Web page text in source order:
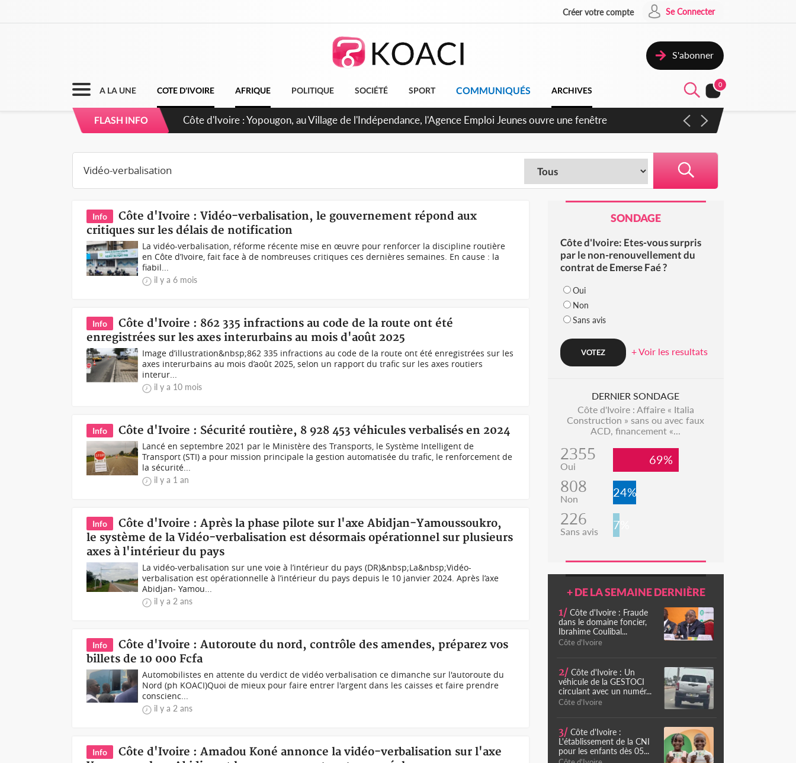
Créer votre compte Se Connecter
S'abonner
A LA UNE COTE D'IVOIRE AFRIQUE POLITIQUE SOCIÉTÉ SPORT COMMUNIQUÉS ARCHIVES
0
FLASH INFO
Info
Côte d'Ivoire : Vidéo-verbalisation, le gouvernement répond aux
critiques sur les délais de notification
La vidéo-verbalisation, réforme récente mise en œuvre pour renforcer la discipline routière
en Côte d’Ivoire, fait face à de nombreuses critiques ces dernières semaines. En cause : la
fiabil...
il y a 6 mois
Info
Côte d'Ivoire : 862 335 infractions au code de la route ont été
enregistrées sur les axes interurbains au mois d'août 2025
Image d’illustration&nbsp;862 335 infractions au code de la route ont été enregistrées sur les
axes interurbains au mois d’août 2025, selon un rapport du trafic sur les axes routiers
interur...
il y a 10 mois
Info Côte d'Ivoire : Sécurité routière, 8 928 453 véhicules verbalisés en 2024
Lancé en septembre 2021 par le Ministère des Transports, le Système Intelligent de
Transport (STI) a pour mission principale la gestion automatisée du trafic, le renforcement de
la sécurité...
il y a 1 an
Info
Côte d'Ivoire : Après la phase pilote sur l'axe Abidjan-Yamoussoukro,
le système de la Vidéo-verbalisation est désormais opérationnel sur plusieurs
axes à l'intérieur du pays
La vidéo-verbalisation sur une voie à l’intérieur du pays (DR)&nbsp;La&nbsp;Vidéo-
verbalisation est opérationnelle à l’intérieur du pays depuis le 10 janvier 2024. Après l’axe
Abidjan- Yamou...
il y a 2 ans
Info
Côte d'Ivoire : Autoroute du nord, contrôle des amendes, préparez vos
billets de 10 000 Fcfa
Automobilistes en attente du verdict de vidéo verbalisation ce dimanche sur l'autoroute du
Nord (ph KOACI)Quoi de mieux pour faire entrer l'argent dans les caisses et faire prendre
conscienc...
il y a 2 ans
Info
Côte d'Ivoire : Amadou Koné annonce la vidéo-verbalisation sur l'axe
SONDAGE
Côte d'Ivoire: Etes-vous surpris
par le non-renouvellement du
contrat de Emerse Faé ?
Oui
Non
Sans avis
+ Voir les resultats
DERNIER SONDAGE
Côte d'Ivoire : Affaire « Italia
Construction » sans ou avec faux
ACD, financement «...
2355
Oui 69%
808
Non 24%
226
Sans avis 7%
+ DE LA SEMAINE DERNIÈRE
1/ Côte d'Ivoire : Fraude
dans le domaine foncier,
Ibrahime Coulibal...
Côte d'Ivoire
2/ Côte d'Ivoire : Un
véhicule de la GESTOCI
circulant avec un numér...
Côte d'Ivoire
3/ Côte d'Ivoire :
L'établissement de la CNI
pour les enfants dès 05...